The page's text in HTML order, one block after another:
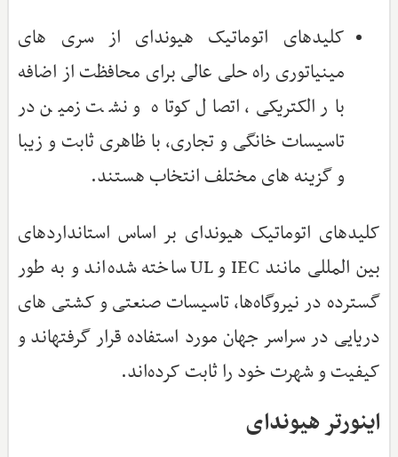
کلیدهای اتوماتیک هیوندای از سری های
مینیاتوری راه حلی عالی برای محافظت از اضافه
بار الکتریکی، اتصال کوتاه و نشت زمین در
تاسیسات خانگی و تجاری، با ظاهری ثابت و زیبا
و گزینه های مختلف انتخاب هستند.
کلیدهای اتوماتیک هیوندای بر اساس استانداردهای
بین المللی مانند IEC و UL ساخته شده‌اند و به طور
گسترده در نیروگاه‌ها، تاسیسات صنعتی و کشتی های
دریایی در سراسر جهان مورد استفاده قرار گرفته‎اند و
کیفیت و شهرت خود را ثابت کرده‌اند.
اینورتر هیوندای